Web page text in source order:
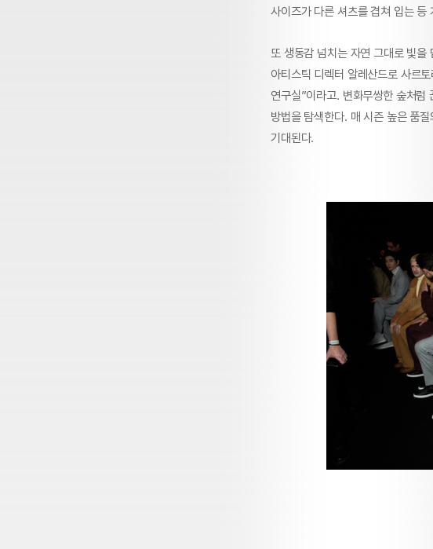
사이즈가 다른 셔츠를 겹쳐 입는 등
또 생동감 넘치는 자연 그대로 빛
아티스틱 디렉터 알레산드로 사르
연구실”이라고. 변화무쌍한 숲처
방법을 탐색한다. 매 시즌 높은 품
기대된다.